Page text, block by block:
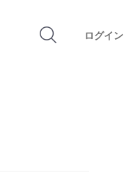
ログイン